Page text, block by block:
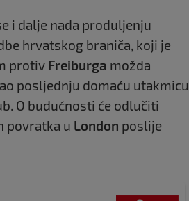
i dalje nada produljenju
hrvatskog braniča, koji je
protiv Freiburga možda
posljednju domaću utakmicu
O budućnosti će odlučiti
povratka u London poslije